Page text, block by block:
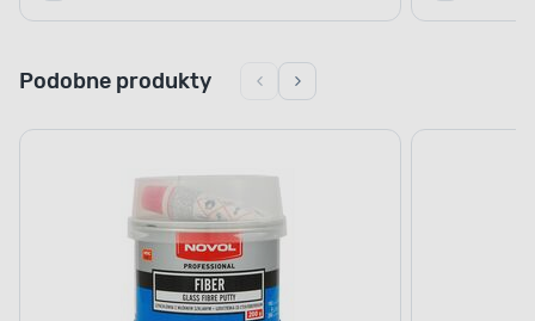
Podobne produkty